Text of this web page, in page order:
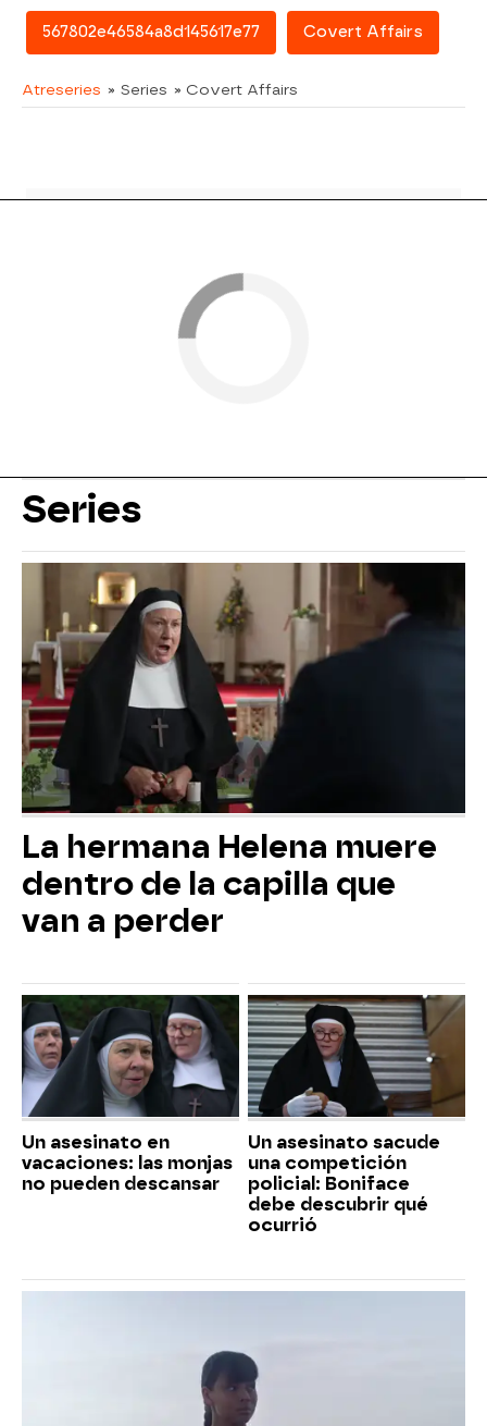
567802e46584a8d145617e77 Covert Affairs
Atreseries » Series » Covert Affairs
Series
La hermana Helena muere
dentro de la capilla que
van a perder
Un asesinato en
vacaciones: las monjas
no pueden descansar
Un asesinato sacude
una competición
policial: Boniface
debe descubrir qué
ocurrió